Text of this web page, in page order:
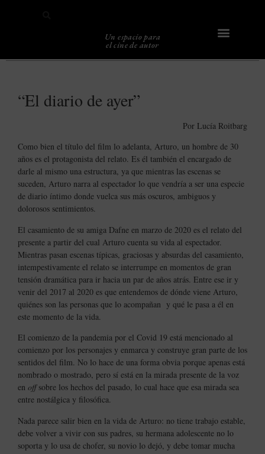
Un espacio para
el cine de autor
“El diario de ayer”
Por Lucía Roitbarg
Como bien el título del film lo adelanta, Arturo, un hombre de 30
años es el protagonista del relato. Es él también el encargado de
darle al mismo una estructura, ya que mientras las escenas se
suceden, Arturo narra al espectador lo que vendría a ser una especie
de diario íntimo donde vuelca sus más oscuros, ambiguos y
dolorosos sentimientos.
El casamiento de su amiga Dafne en marzo de 2020 es el relato del
presente a partir del cual Arturo cuenta su vida al espectador.
Mientras pasan escenas típicas, graciosas y absurdas del casamiento,
intempestivamente el relato se interrumpe en momentos de gran
tensión dramática para ir hacia un par de años atrás. Entre ese ir y
venir del 2017 al 2020 es que entendemos de dónde viene Arturo,
quiénes son las personas que lo acompañan y qué le pasa a él en
este momento de la vida.
El comienzo de la pandemia por el Covid 19 está mencionado al
comienzo por los personajes y enmarca y construye gran parte de los
sentidos del film. No lo hace de una forma obvia porque apenas está
nombrado o mostrado, pero sí está en la mirada presente de la voz
en offsobre los hechos del pasado, lo cual hace que esa mirada sea
entre nostálgica y filosófica.
Nada parece salir bien en la vida de Arturo: no tiene trabajo estable,
debe volver a vivir con sus padres, su hermana adolescente no lo
soporta y lo usa de chofer, su novio lo dejó, y debe tomar mucha